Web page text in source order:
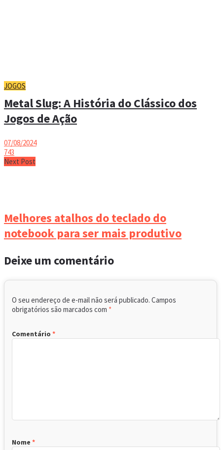
JOGOS
Metal Slug: A História do Clássico dos
Jogos de Ação
07/08/2024
743
Next Post
Melhores atalhos do teclado do
notebook para ser mais produtivo
Deixe um comentário
O seu endereço de e-mail não será publicado. Campos
obrigatórios são marcados com *
Comentário *
Nome *